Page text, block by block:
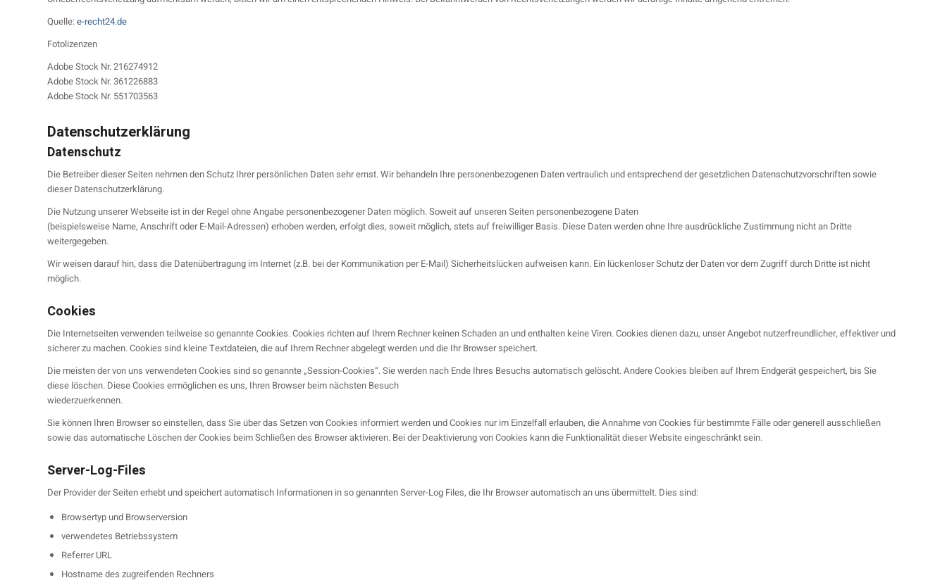
Quelle:e-recht24.de
Fotolizenzen
Adobe Stock Nr. 216274912
Adobe Stock Nr. 361226883
Adobe Stock Nr. 551703563
Datenschutzerklärung
Datenschutz
Die Betreiber dieser Seiten nehmen den Schutz Ihrer persönlichen Daten sehr ernst. Wir behandeln Ihre personenbezogenen Daten vertraulich und entsprechend der gesetzlichen Datenschutzvorschriften sowie
dieser Datenschutzerklärung.
Die Nutzung unserer Webseite ist in der Regel ohne Angabe personenbezogener Daten möglich. Soweit auf unseren Seiten personenbezogene Daten
(beispielsweise Name, Anschrift oder E-Mail-Adressen) erhoben werden, erfolgt dies, soweit möglich, stets auf freiwilliger Basis. Diese Daten werden ohne Ihre ausdrückliche Zustimmung nicht an Dritte
weitergegeben.
Wir weisen darauf hin, dass die Datenübertragung im Internet (z.B. bei der Kommunikation per E-Mail) Sicherheitslücken aufweisen kann. Ein lückenloser Schutz der Daten vor dem Zugriff durch Dritte ist nicht
möglich.
Cookies
Die Internetseiten verwenden teilweise so genannte Cookies. Cookies richten auf Ihrem Rechner keinen Schaden an und enthalten keine Viren. Cookies dienen dazu, unser Angebot nutzerfreundlicher, effektiver und
sicherer zu machen. Cookies sind kleine Textdateien, die auf Ihrem Rechner abgelegt werden und die Ihr Browser speichert.
Die meisten der von uns verwendeten Cookies sind so genannte „Session-Cookies“. Sie werden nach Ende Ihres Besuchs automatisch gelöscht. Andere Cookies bleiben auf Ihrem Endgerät gespeichert, bis Sie
diese löschen. Diese Cookies ermöglichen es uns, Ihren Browser beim nächsten Besuch
wiederzuerkennen.
Sie können Ihren Browser so einstellen, dass Sie über das Setzen von Cookies informiert werden und Cookies nur im Einzelfall erlauben, die Annahme von Cookies für bestimmte Fälle oder generell ausschließen
sowie das automatische Löschen der Cookies beim Schließen des Browser aktivieren. Bei der Deaktivierung von Cookies kann die Funktionalität dieser Website eingeschränkt sein.
Server-Log-Files
Der Provider der Seiten erhebt und speichert automatisch Informationen in so genannten Server-Log Files, die Ihr Browser automatisch an uns übermittelt. Dies sind:
Browsertyp und Browserversion
verwendetes Betriebssystem
Referrer URL
Hostname des zugreifenden Rechners